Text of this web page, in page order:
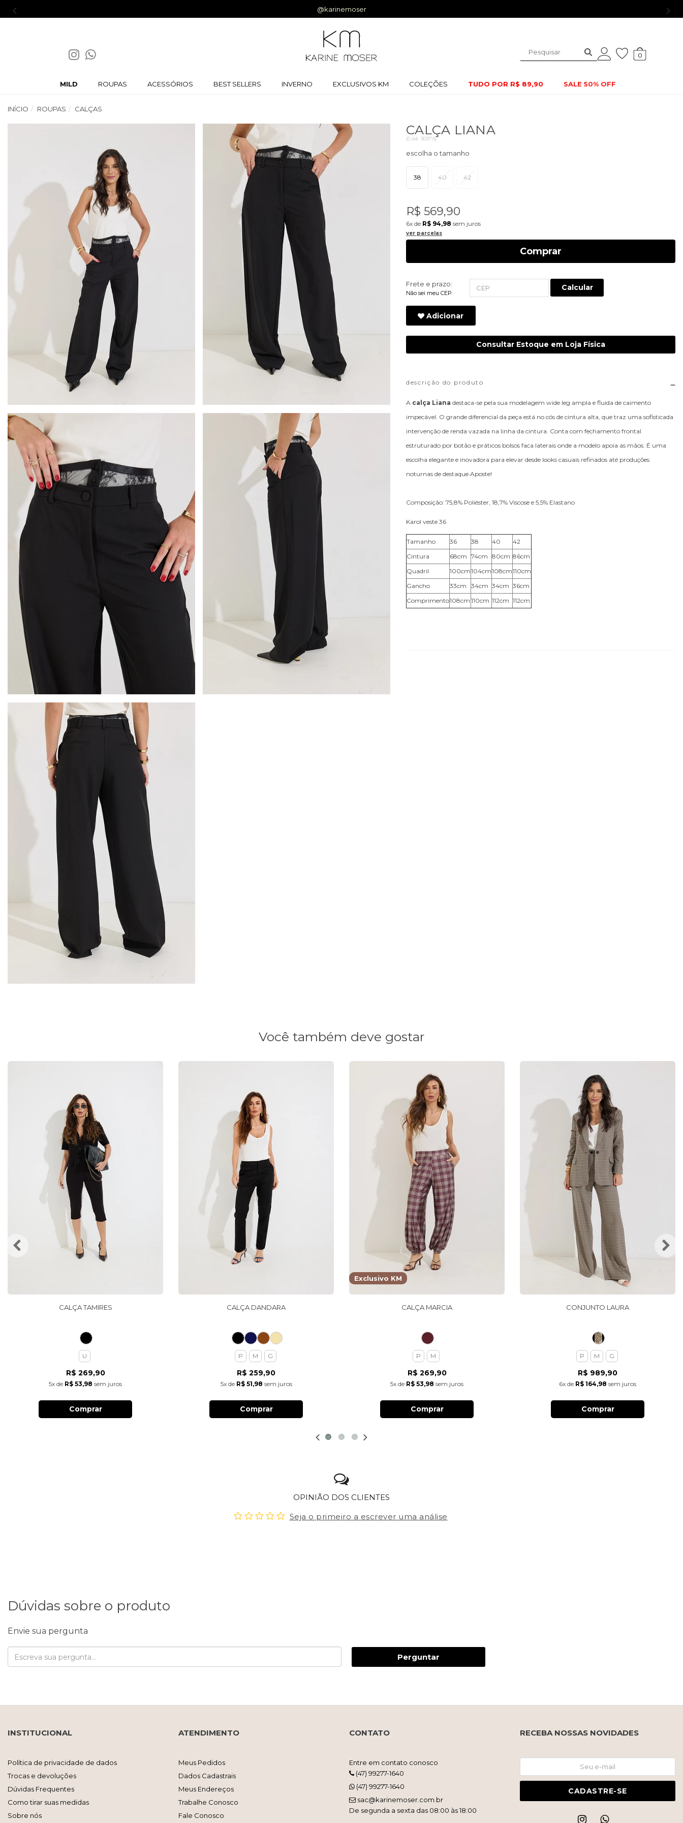
compra | Parcelamento em até 6x
0
MILD ROUPAS ACESSÓRIOS BEST SELLERS INVERNO EXCLUSIVOS KM COLEÇÕES TUDO POR R$ 89,90 SALE 50% OFF
INÍCIO ROUPAS CALÇAS
CALÇA LIANA
(Cód. 30375)
38 40 42
R$ 569,90
6x de R$ 94,98 sem juros
ver parcelas
Comprar
Frete e prazo:
Não sei meu CEP
Calcular
Adicionar
Consultar Estoque em Loja Física
descrição do produto
A calça Liana destaca-se pela sua modelagem wide leg ampla e fluida de caimento
impecável. O grande diferencial da peça está no cós de cintura alta, que traz uma sofisticada
intervenção de renda vazada na linha da cintura. Conta com fechamento frontal
estruturado por botão e práticos bolsos faca laterais onde a modelo apoia as mãos. É uma
escolha elegante e inovadora para elevar desde looks casuais refinados até produções
noturnas de destaque.Aposte!
Composição: 75,8% Poliéster, 18,7% Viscose e 5,5% Elastano
Karol veste 36
Tamanho 36 38 40
42
Cintura
68cm 74cm 80cm 86cm
Quadril
100cm104cm108cm110cm
Gancho
33cm 34cm 34cm 36cm
Comprimento108cm 110cm 112cm 112cm
Você também deve gostar
CALÇA TAMIRES
U
R$ 269,90
5x de R$ 53,98 sem juros
Comprar
CALÇA DANDARA
P M G
R$ 259,90
5xde R$ 51,98 sem juros
Comprar
Exclusivo KM
CALÇA MARCIA
P M
R$ 269,90
5x de R$ 53,98 sem juros
Comprar
CONJUNTO LAURA
P M G
R$ 989,90
6x de R$ 164,98 sem juros
Comprar
OPINIÃO DOS CLIENTES
Seja o primeiro a escrever uma análise
Dúvidas sobre o produto
Envie sua pergunta
Perguntar
INSTITUCIONAL
Política de privacidade de dados
Trocas e devoluções
Dúvidas Frequentes
Como tirar suas medidas
Sobre nós
ATENDIMENTO
Meus Pedidos
Dados Cadastrais
Meus Endereços
Trabalhe Conosco
Fale Conosco
CONTATO
Entre em contato conosco
(47) 99277-1640
(47) 99277-1640
sac@karinemoser.com.br
De segunda a sexta das 08:00 às 18:00
RECEBA NOSSAS NOVIDADES
CADASTRE-SE